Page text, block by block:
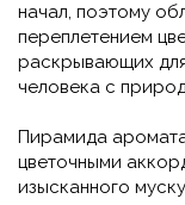
начал, поэтому
переплетением
раскрывающих
человека с
Пирамида
цветочными
изысканного